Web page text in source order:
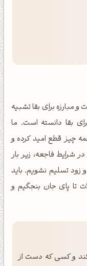
و مبارزه برای بقا تشبیه
بقا دانسته است. ما
چیز قطع امید کرده و
شرایط فاجعه، زیر بار
زود تسلیم نشویم. باید
تا پای جان بنجگیم و
کند و کسی که دست از